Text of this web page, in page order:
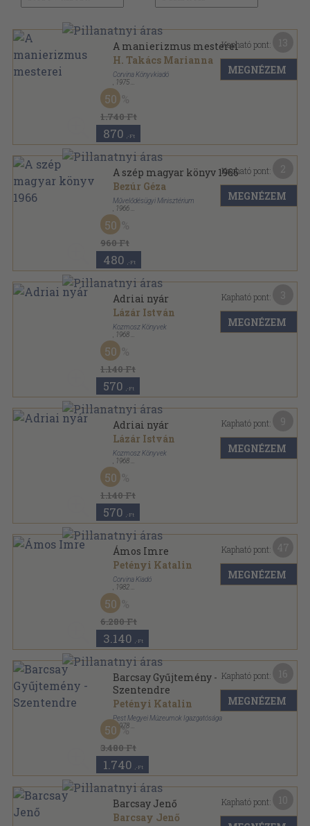
A manierizmus mesterei
H. Takács Marianna
Corvina Könyvkiadó
1975
Vászon
Remekművek magyarországi múzeumokban
sorozat
1.740 Ft
50
870 ,-Ft
Kapható pont:
MEGNÉZEM
A szép magyar könyv 1966
Bezúr Géza
Művelődésügyi Minisztérium
1966
Ragasztott papírkötés
A szép magyar könyv sorozat
960 Ft
50
480 ,-Ft
Kapható pont:
MEGNÉZEM
Adriai nyár
Lázár István
Kozmosz Könyvek
1968
Könyvkötői vászonkötés
Kozmosz Könyvek sorozat
1.140 Ft
50
570 ,-Ft
Kapható pont:
MEGNÉZEM
Adriai nyár
Lázár István
Kozmosz Könyvek
1968
Fűzött papírkötés
Kozmosz Könyvek sorozat
1.140 Ft
50
570 ,-Ft
Kapható pont:
MEGNÉZEM
Ámos Imre
Petényi Katalin
Corvina Kiadó
1982
Vászon
6.280 Ft
50
3.140 ,-Ft
Kapható pont:
MEGNÉZEM
Barcsay Gyűjtemény -
Szentendre
Petényi Katalin
Pest Megyei Múzeumok Igazgatósága
, 1978
Ragasztott papírkötés
3.480 Ft
50
1.740 ,-Ft
Kapható pont:
MEGNÉZEM
Barcsay Jenő
Barcsay Jenő
Kapható pont: